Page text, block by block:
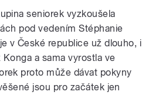
seniorek vyzkoušela
pod vedením Stéphanie
v České republice už dlouho, i
a sama vyrostla ve
proto může dávat pokyny
jsou pro začátek jen